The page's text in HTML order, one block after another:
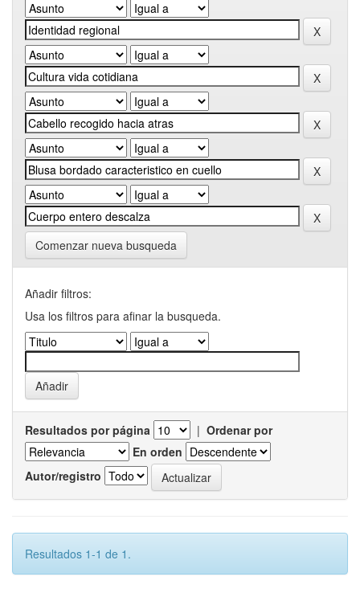
Comenzar nueva busqueda
Añadir filtros:
Usa los filtros para afinar la busqueda.
Resultados por página | Ordenar por
En orden
Autor/registro
Resultados 1-1 de 1.